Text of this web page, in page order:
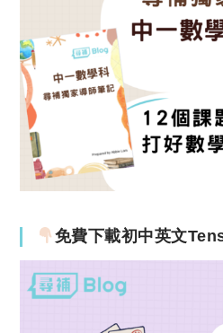
免費下載初中英文